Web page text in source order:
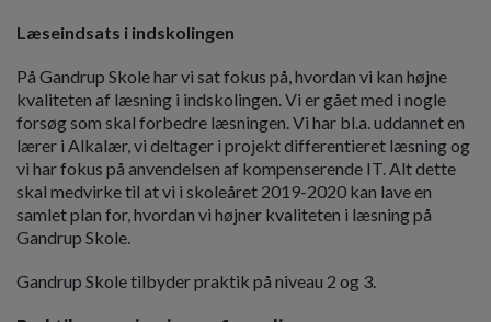
Læseindsats i indskolingen
På Gandrup Skole har vi sat fokus på, hvordan vi kan højne
kvaliteten af læsning i indskolingen. Vi er gået med i nogle
forsøg som skal forbedre læsningen. Vi har bl.a. uddannet en
lærer i Alkalær, vi deltager i projekt differentieret læsning og
vi har fokus på anvendelsen af kompenserende IT. Alt dette
skal medvirke til at vi i skoleåret 2019-2020 kan lave en
samlet plan for, hvordan vi højner kvaliteten i læsning på
Gandrup Skole.
Gandrup Skole tilbyder praktik på niveau 2 og 3.